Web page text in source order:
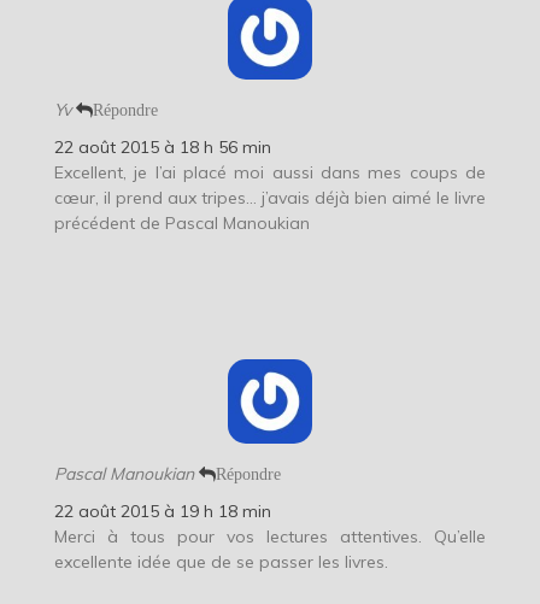
Yv Répondre
22 août 2015 à 18 h 56 min
Excellent, je l’ai placé moi aussi dans mes coups de
cœur, il prend aux tripes… j’avais déjà bien aimé le livre
précédent de Pascal Manoukian
Pascal Manoukian Répondre
22 août 2015 à 19 h 18 min
Merci à tous pour vos lectures attentives. Qu’elle
excellente idée que de se passer les livres.